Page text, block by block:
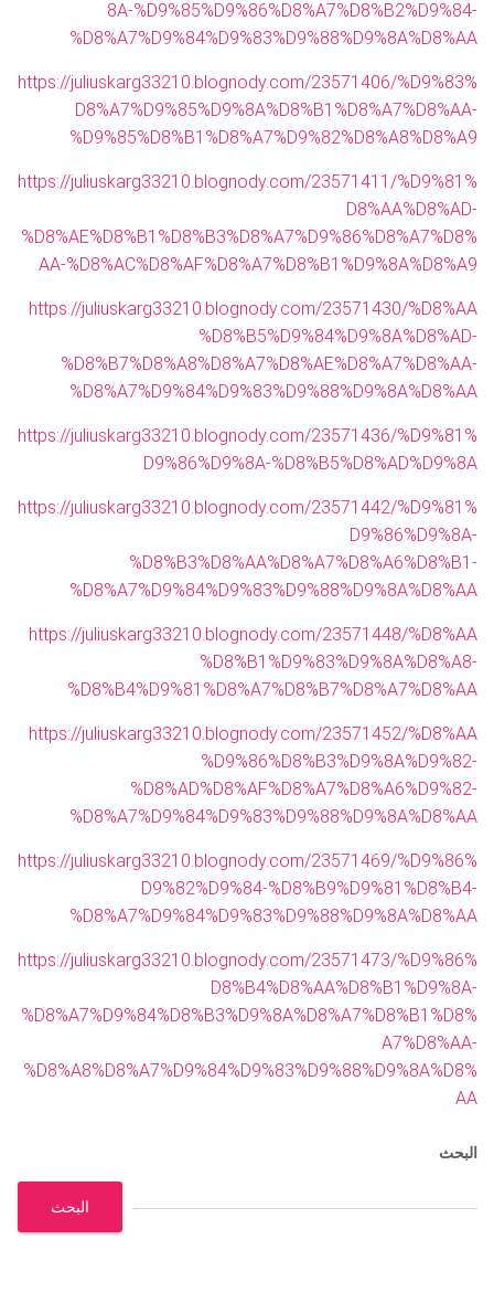
8A-%D9%85%D9%86%D8%A7%D8%B2%D9%84-
%D8%A7%D9%84%D9%83%D9%88%D9%8A%D8%AA
https://juliuskarg33210.blognody.com/23571406/%D9%83%
D8%A7%D9%85%D9%8A%D8%B1%D8%A7%D8%AA-
%D9%85%D8%B1%D8%A7%D9%82%D8%A8%D8%A9
https://juliuskarg33210.blognody.com/23571411/%D9%81%
D8%AA%D8%AD-
%D8%AE%D8%B1%D8%B3%D8%A7%D9%86%D8%A7%D8%
AA-%D8%AC%D8%AF%D8%A7%D8%B1%D9%8A%D8%A9
https://juliuskarg33210.blognody.com/23571430/%D8%AA
%D8%B5%D9%84%D9%8A%D8%AD-
%D8%B7%D8%A8%D8%A7%D8%AE%D8%A7%D8%AA-
%D8%A7%D9%84%D9%83%D9%88%D9%8A%D8%AA
https://juliuskarg33210.blognody.com/23571436/%D9%81%
D9%86%D9%8A-%D8%B5%D8%AD%D9%8A
https://juliuskarg33210.blognody.com/23571442/%D9%81%
D9%86%D9%8A-
%D8%B3%D8%AA%D8%A7%D8%A6%D8%B1-
%D8%A7%D9%84%D9%83%D9%88%D9%8A%D8%AA
https://juliuskarg33210.blognody.com/23571448/%D8%AA
%D8%B1%D9%83%D9%8A%D8%A8-
%D8%B4%D9%81%D8%A7%D8%B7%D8%A7%D8%AA
https://juliuskarg33210.blognody.com/23571452/%D8%AA
%D9%86%D8%B3%D9%8A%D9%82-
%D8%AD%D8%AF%D8%A7%D8%A6%D9%82-
%D8%A7%D9%84%D9%83%D9%88%D9%8A%D8%AA
https://juliuskarg33210.blognody.com/23571469/%D9%86%
D9%82%D9%84-%D8%B9%D9%81%D8%B4-
%D8%A7%D9%84%D9%83%D9%88%D9%8A%D8%AA
https://juliuskarg33210.blognody.com/23571473/%D9%86%
D8%B4%D8%AA%D8%B1%D9%8A-
%D8%A7%D9%84%D8%B3%D9%8A%D8%A7%D8%B1%D8%
A7%D8%AA-
%D8%A8%D8%A7%D9%84%D9%83%D9%88%D9%8A%D8%
AA
البحث
البحث